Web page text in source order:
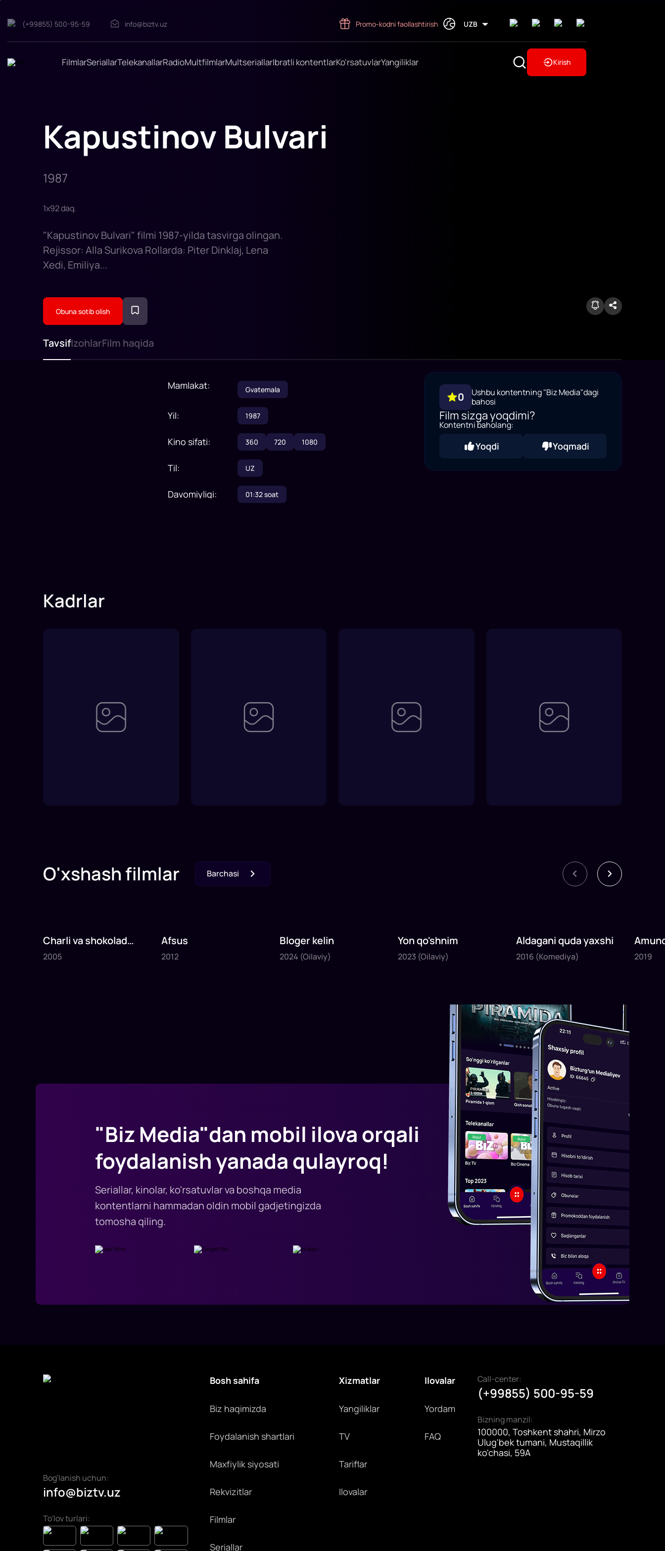
Kapustinov
filmi
1987-
(+99855) 500-95-59 info@biztv.uz Promo-kodni faollashtirish UZB
FilmlarSeriallarTelekanallarRadioMultfilmlarMultseriallarIbratli kontentlarKo'rsatuvlarYangiliklar Kirish
Kapustinov Bulvari
1987
1x92daq.
"Kapustinov Bulvari" filmi 1987-yilda tasvirga olingan.
Rejissor: Alla Surikova Rollarda: Piter Dinklaj, Lena
Xedi, Emiliya...
Obuna sotib olish
TavsifIzohlarFilm haqida
Mamlakat: Gvatemala
Yil: 1987
Kino sifati: 360 720 1080
Til: UZ
Davomiyligi: 01:32soat
0
Ushbu kontentning "Biz Media"dagi
bahosi
Film sizga yoqdimi?
Kontentni baholang:
Yoqdi Yoqmadi
Kadrlar
O'xshash filmlar Barchasi
2005
1x75
Charli va shokolad
fabrikasi
2005
2012
1x80
Afsus
2012
2024
1x35daq.
Bloger kelin
2024 (Oilaviy)
2023
1x40daq.
Yon qo'shnim
2023 (Oilaviy)
2016
1x82daq.
Aldagani quda yaxshi
2016 (Komediya)
2019
1x120
2019
"Biz Media"dan mobil ilova orqali
foydalanish yanada qulayroq!
Seriallar, kinolar, ko'rsatuvlar va boshqa media
kontentlarni hammadan oldin mobil gadjetingizda
tomosha qiling.
Bog'lanish uchun:
info@biztv.uz
To'lov turlari:
Bosh sahifa
Biz haqimizda
Foydalanish shartlari
Maxfiylik siyosati
Rekvizitlar
Filmlar
Seriallar
Xizmatlar
Yangiliklar
TV
Tariflar
Ilovalar
Ilovalar
Yordam
FAQ
Call-center:
(+99855) 500-95-59
Bizning manzil:
100000, Toshkent shahri, Mirzo
Ulug'bek tumani, Mustaqillik
ko'chasi, 59A